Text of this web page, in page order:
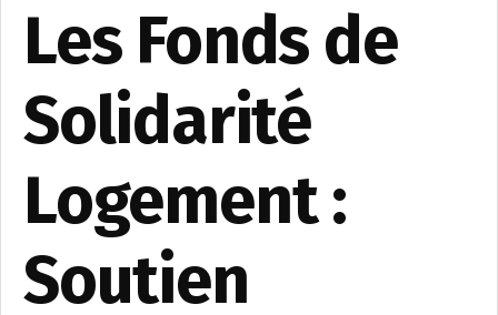
Les Fonds de
Solidarité
Logement :
Soutien